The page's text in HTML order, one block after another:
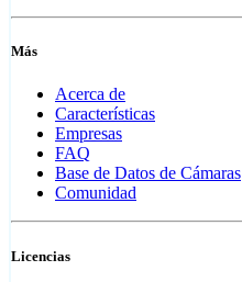
Más
Acerca de
Características
Empresas
FAQ
Base de Datos de Cámaras
Comunidad
Licencias